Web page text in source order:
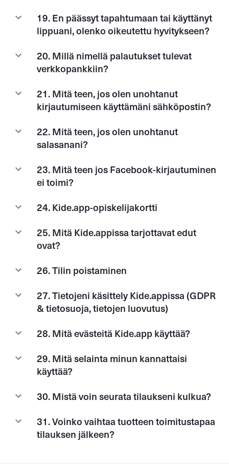
19. En päässyt tapahtumaan tai käyttänyt
lippuani, olenko oikeutettu hyvitykseen?
20. Millä nimellä palautukset tulevat
verkkopankkiin?
21. Mitä teen, jos olen unohtanut
kirjautumiseen käyttämäni sähköpostin?
22. Mitä teen, jos olen unohtanut
salasanani?
23. Mitä teen jos Facebook-kirjautuminen
ei toimi?
24. Kide.app-opiskelijakortti
25. Mitä Kide.appissa tarjottavat edut
ovat?
26. Tilin poistaminen
27. Tietojeni käsittely Kide.appissa (GDPR
& tietosuoja, tietojen luovutus)
28. Mitä evästeitä Kide.app käyttää?
29. Mitä selainta minun kannattaisi
käyttää?
30. Mistä voin seurata tilaukseni kulkua?
31. Voinko vaihtaa tuotteen toimitustapaa
tilauksen jälkeen?